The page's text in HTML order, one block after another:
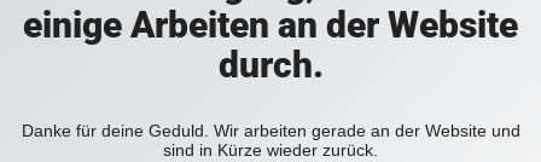
einige Arbeiten an der Website
durch.
Danke für deine Geduld. Wir arbeiten gerade an der Website und
sind in Kürze wieder zurück.